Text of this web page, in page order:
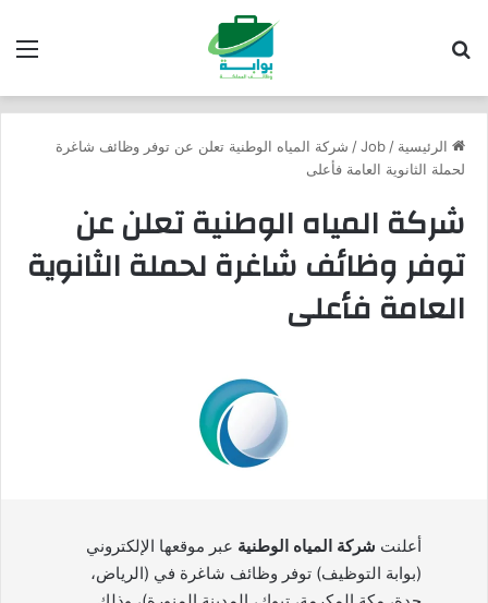
الرئيسية /
Job
/ شركة المياه الوطنية تعلن عن توفر وظائف شاغرة
لحملة الثانوية العامة فأعلى
شركة المياه الوطنية تعلن عن
توفر وظائف شاغرة لحملة الثانوية
العامة فأعلى
أعلنت شركة المياه الوطنية عبر موقعها الإلكتروني
(بوابة التوظيف) توفر وظائف شاغرة في (الرياض،